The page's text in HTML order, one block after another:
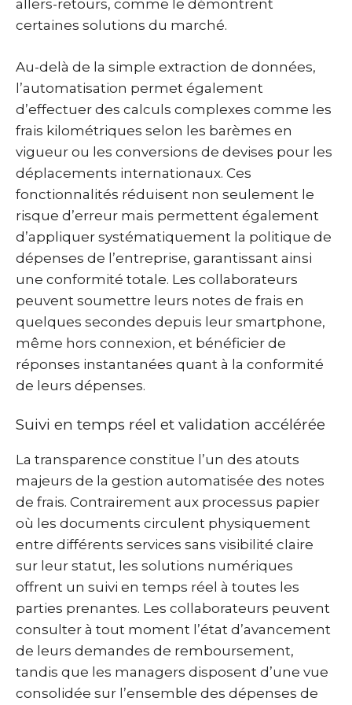
allers-retours, comme le démontrent
certaines solutions du marché.
Au-delà de la simple extraction de données,
l’automatisation permet également
d’effectuer des calculs complexes comme les
frais kilométriques selon les barèmes en
vigueur ou les conversions de devises pour les
déplacements internationaux. Ces
fonctionnalités réduisent non seulement le
risque d’erreur mais permettent également
d’appliquer systématiquement la politique de
dépenses de l’entreprise, garantissant ainsi
une conformité totale. Les collaborateurs
peuvent soumettre leurs notes de frais en
quelques secondes depuis leur smartphone,
même hors connexion, et bénéficier de
réponses instantanées quant à la conformité
de leurs dépenses.
Suivi en temps réel et validation accélérée
La transparence constitue l’un des atouts
majeurs de la gestion automatisée des notes
de frais. Contrairement aux processus papier
où les documents circulent physiquement
entre différents services sans visibilité claire
sur leur statut, les solutions numériques
offrent un suivi en temps réel à toutes les
parties prenantes. Les collaborateurs peuvent
consulter à tout moment l’état d’avancement
de leurs demandes de remboursement,
tandis que les managers disposent d’une vue
consolidée sur l’ensemble des dépenses de